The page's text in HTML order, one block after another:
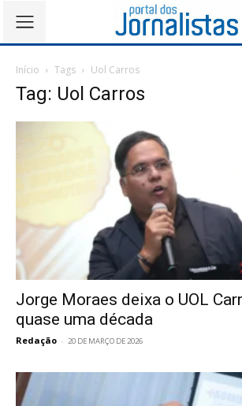
Início Tags Uol Carros
Tag: Uol Carros
Jorge Moraes deixa o UOL
quase uma década
Redação - 20 DE MARÇO DE 2026